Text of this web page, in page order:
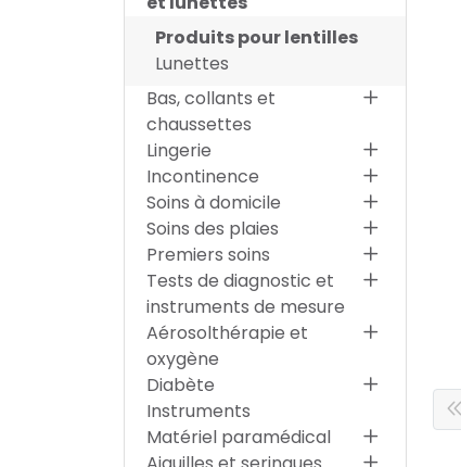
Produits pour lentilles
Lunettes
Bas, collants et
chaussettes
Lingerie
Incontinence
Soins à domicile
Soins des plaies
Premiers soins
Tests de diagnostic et
instruments de mesure
Aérosolthérapie et
oxygène
Diabète
Instruments
Matériel paramédical